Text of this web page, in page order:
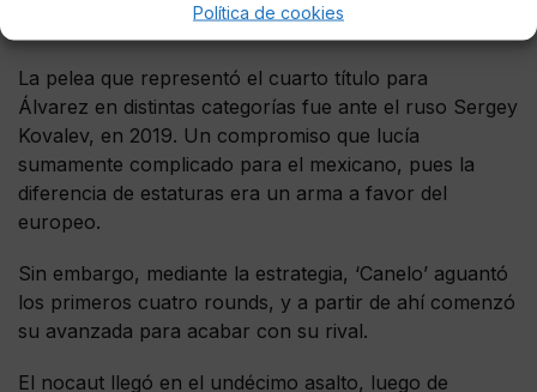
Política de cookies
La pelea que representó el cuarto título para
Álvarez en distintas categorías fue ante el ruso Sergey
Kovalev, en 2019. Un compromiso que lucía
sumamente complicado para el mexicano, pues la
diferencia de estaturas era un arma a favor del
europeo.
Sin embargo, mediante la estrategia, ‘Canelo’ aguantó
los primeros cuatro rounds, y a partir de ahí comenzó
su avanzada para acabar con su rival.
El nocaut llegó en el undécimo asalto, luego de